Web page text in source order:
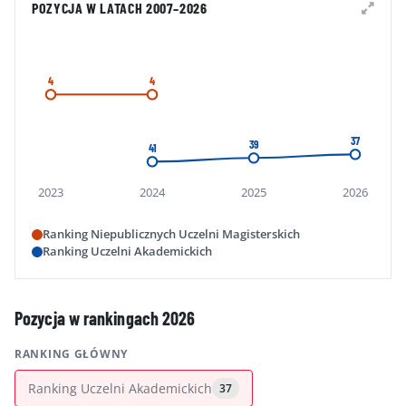
POZYCJA W LATACH 2007–2026
2023 2024 2025 2026
4 4
41 39 37
Ranking Niepublicznych Uczelni Magisterskich
Ranking Uczelni Akademickich
Pozycja w rankingach 2026
RANKING GŁÓWNY
Ranking Uczelni Akademickich 37